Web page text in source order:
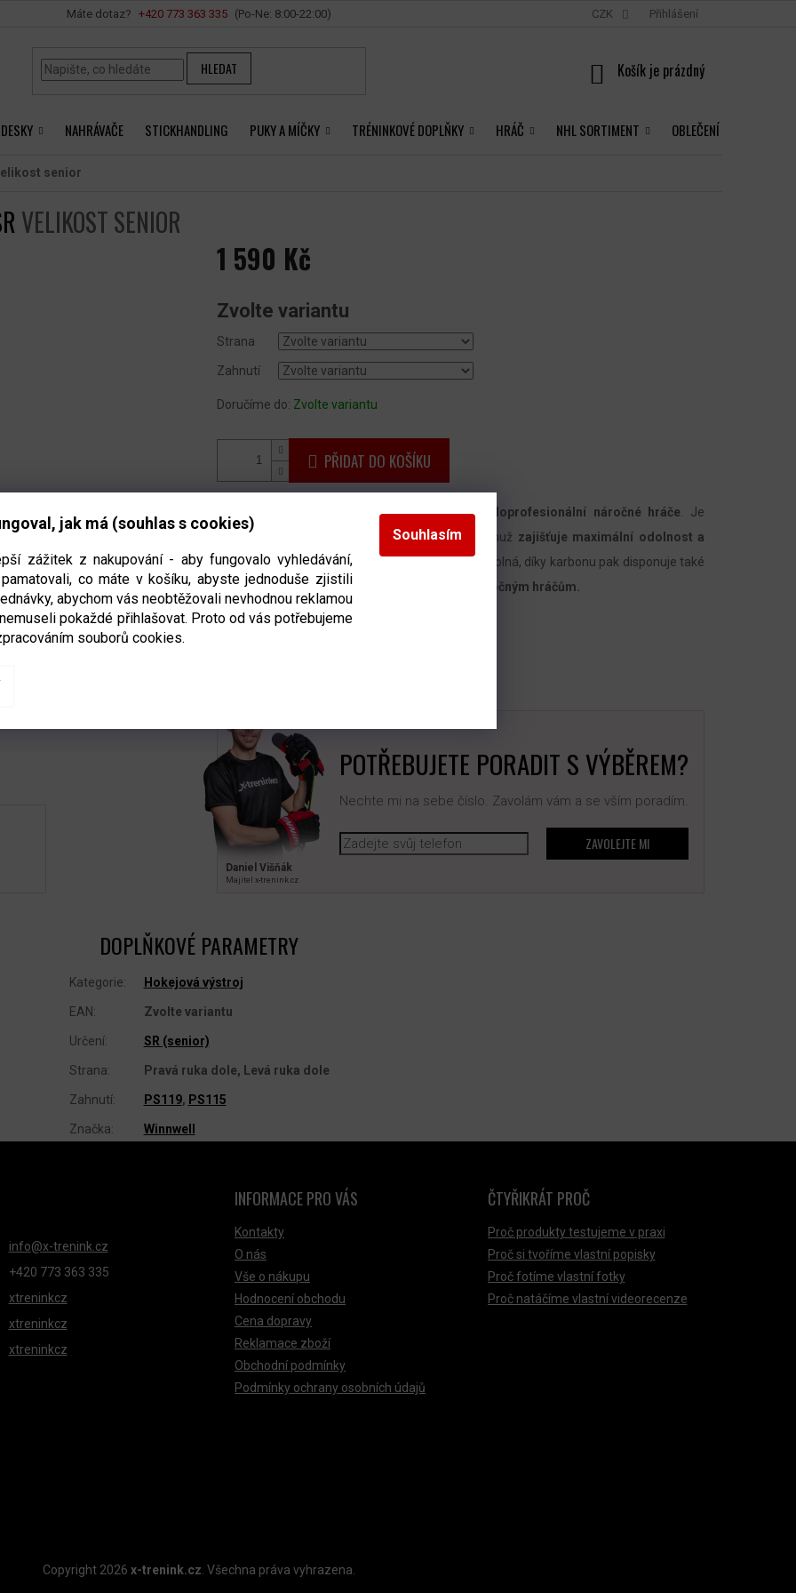
jak má (souhlas s cookies)
zážitek z nakupování - aby fungovalo vyhledávání,
co máte v košíku, abyste jednoduše zjistili
abychom vás neobtěžovali nevhodnou reklamou
pokaždé přihlašovat. Proto od vás potřebujeme
souborů cookies.
Souhlasím
+420 ‭773 363 335
Vše o nákupu CZK Přihlášení
HLEDAT
NÁKUPNÍ
NAHRÁVAČE STICKHANDLING PUKY A MÍČKY TRÉNINKOVÉ DOPLŇKY HRÁČ NHL SORTIMENT OBLEČENÍ
senior
VELIKOST SENIOR
1 590 Kč
cena:
Zvolte variantu
Strana
Zahnutí
Doručíme do: Zvolte variantu
PŘIDAT DO KOŠÍKU
Hokejová čepel Winnwell Q9 je určenapro poloprofesionální náročné hráče . Je
tvořena
z karbonu a skelného vlákna, díky čemuž zajišťuje maximální odolnost a
stálé, neměnné vlastnosti.
Čepel je extrémně odolná, díky karbonu pak disponuje také
výrazným odlehčením, většinou tak
vyhovuje náročným hráčům.
Detailní informace
Daniel Višňák
Majitel x‑trenink.cz
POTŘEBUJETE PORADIT S VÝBĚREM?
Nechte mi na sebe číslo. Zavolám vám a se vším poradím.
ZAVOLEJTE MI
DOPLŇKOVÉ PARAMETRY
Kategorie: Hokejová výstroj
EAN: Zvolte variantu
Určení: SR (senior)
Strana: Pravá ruka dole, Levá ruka dole
Zahnutí: PS119, PS115
Značka: Winnwell
info@x-trenink.cz
+420 ‭773 363 335
xtreninkcz
xtreninkcz
xtreninkcz
INFORMACE PRO VÁS
Kontakty
O nás
Vše o nákupu
Hodnocení obchodu
Cena dopravy
Reklamace zboží
Obchodní podmínky
Podmínky ochrany osobních údajů
ČTYŘIKRÁT PROČ
Proč produkty testujeme v praxi
Proč si tvoříme vlastní popisky
Proč fotíme vlastní fotky
Proč natáčíme vlastní videorecenze
Copyright 2026 x-trenink.cz. Všechna práva vyhrazena.